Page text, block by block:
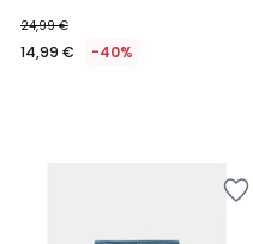
24,99 €
14,99 € -40%